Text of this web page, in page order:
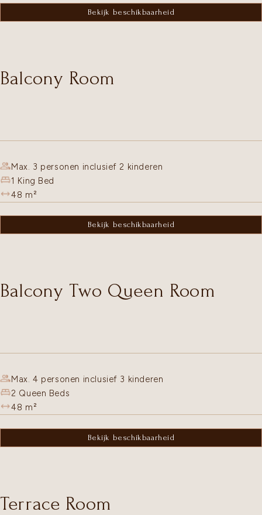
Bekijk beschikbaarheid
Balcony Room
Max. 3 personen inclusief 2 kinderen
1 King Bed
48 m²
Bekijk beschikbaarheid
Balcony Two Queen Room
Max. 4 personen inclusief 3 kinderen
2 Queen Beds
48 m²
Bekijk beschikbaarheid
Terrace Room